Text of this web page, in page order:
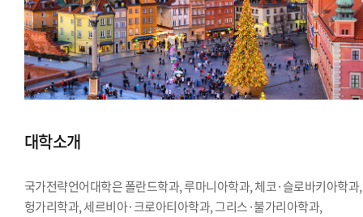
대학소개
국가전략언어대학은 폴란드학과, 루마니아학과, 체코·슬로바키아학과,
헝가리학과, 세르비아·크로아티아학과, 그리스·불가리아학과,